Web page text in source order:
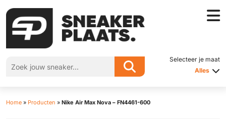
Selecteer je maat
Alles
Home » Producten » Nike Air Max Nova – FN4461-600